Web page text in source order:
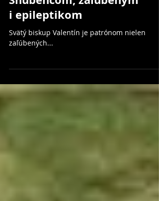
Snúbencom, zaľúbeným
i epileptikom
zaľúbených...